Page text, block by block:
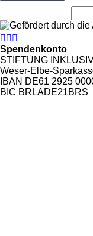
  
Spendenkonto
STIFTUNG
Weser-Elbe-
IBAN DE61 2925
BIC BRLADE21BRS